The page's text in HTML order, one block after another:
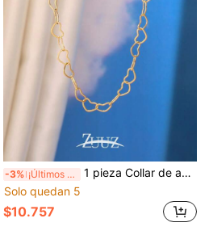
-3% ¡Últimos 2 días
1 pieza Collar de acero inoxidable minimalista y de moda, collar de cadena con forma de corazón para mujer, joyería femenina, regalo para la mejor amiga
Solo quedan 5
$10.757